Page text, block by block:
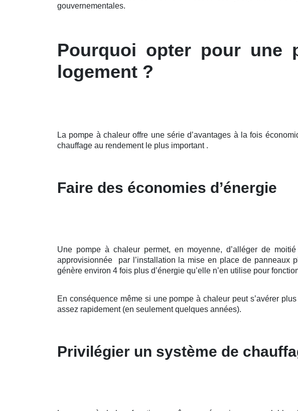
gouvernementales.
Pourquoi opter pour une
logement ?
La pompe à chaleur offre une série d’avantages à la fois
chauffage au rendement le plus important .
Faire des économies d’énergie
Une pompe à chaleur permet, en moyenne, d’alléger de
approvisionnée par l’installation la mise en place de panneaux
génère environ 4 fois plus d’énergie qu’elle n’en utilise pour
En conséquence même si une pompe à chaleur peut s’avérer
assez rapidement (en seulement quelques années).
Privilégier un système de